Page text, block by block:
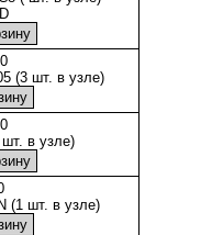
(3 шт. в узле)
в узле)
(1 шт. в узле)